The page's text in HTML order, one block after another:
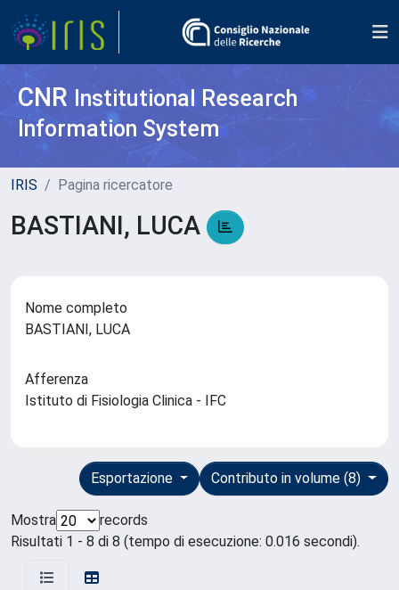
CNR Institutional Research
Information System
IRIS Pagina ricercatore
BASTIANI, LUCA
Nome completo
BASTIANI, LUCA
Afferenza
Istituto di Fisiologia Clinica - IFC
Contributo in volume (8)
Esportazione
Mostra
records
Risultati 1 - 8 di 8 (tempo di esecuzione: 0.016 secondi).